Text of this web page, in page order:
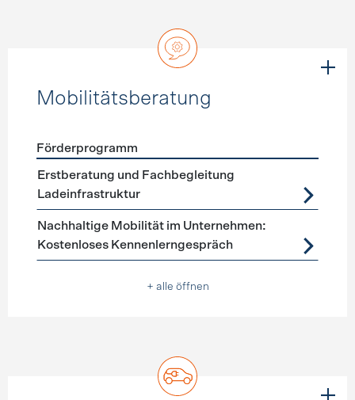
Mobilitätsberatung
Förderprogramme Mobilitätsberatung
Förderprogramm
Erstberatung und Fachbegleitung
Ladeinfrastruktur
Nachhaltige Mobilität im Unternehmen:
Kostenloses Kennenlerngespräch
+ alle öffnen